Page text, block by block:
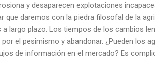
y desaparecen explotaciones
que daremos con la piedra filosofal de la
largo plazo. Los tiempos de los cambios
el pesimismo y abandonar. ¿Pueden los
de información en el mercado? Es